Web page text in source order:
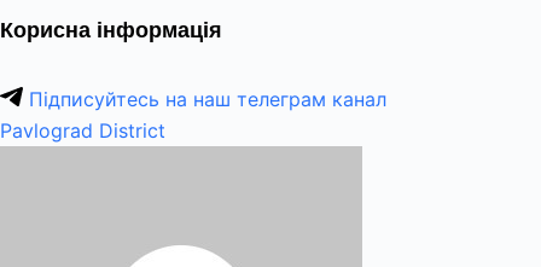
Корисна інформація
Підписуйтесь на наш телеграм канал
Pavlograd District